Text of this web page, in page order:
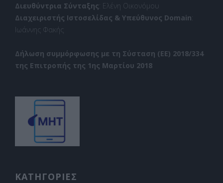
Διευθύντρια Σύνταξης: Ελένη Οικονόμου
Διαχειριστής Ιστοσελίδας & Υπεύθυνος Domain:
Ιωάννης Φακής
Δήλωση συμμόρφωσης με τη Σύσταση (ΕΕ) 2018/334
της Επιτροπής της 1ης Μαρτίου 2018
ΚΑΤΗΓΟΡΙΕΣ